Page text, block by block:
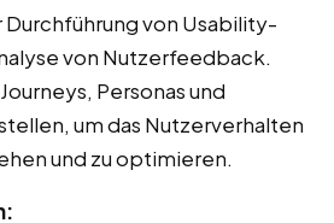
Durchführung von Usability-
von Nutzerfeedback.
Personas und
um das Nutzerverhalten
und zu optimieren.